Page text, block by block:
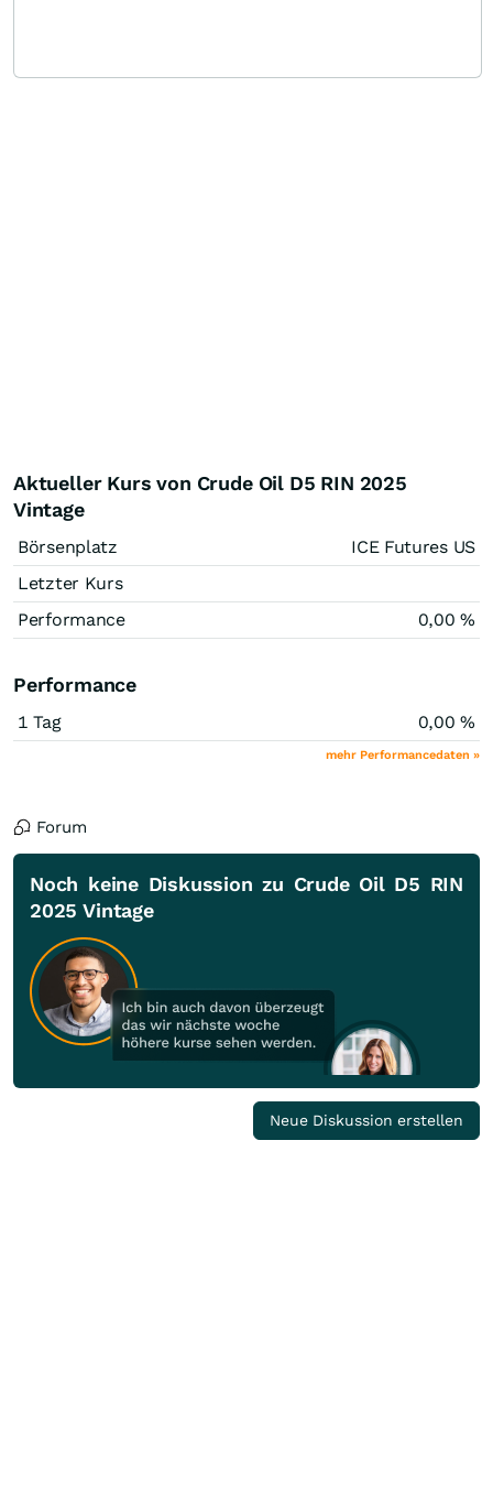
Aktueller Kurs von Crude Oil D5 RIN 2025
Vintage
Börsenplatz
ICE Futures US
Letzter Kurs
Performance
0,00%
Performance
1 Tag 0,00%
mehr Performancedaten »
Forum
Noch keine Diskussion zu Crude Oil D5 RIN
2025 Vintage
Neue Diskussion erstellen